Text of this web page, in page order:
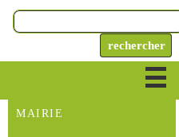
MAIRIE